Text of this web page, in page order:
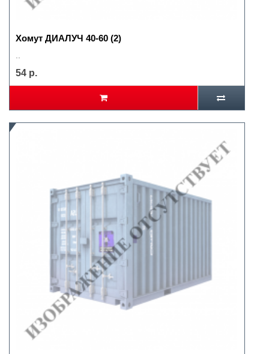
Хомут ДИАЛУЧ 40-60 (2)
54 р.